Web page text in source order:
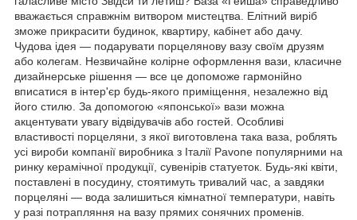
вважається справжнім витвором мистецтва. Елітний виріб
зможе прикрасити будинок, квартиру, кабінет або дачу.
Чудова ідея — подарувати порцелянову вазу своїм друзям
або колегам. Незвичайне колірне оформлення вази, класичне
дизайнерське рішення — все це допоможе гармонійно
вписатися в інтер'єр будь-якого приміщення, незалежно від
його стилю. За допомогою «японської» вази можна
акцентувати увагу відвідувачів або гостей. Особливі
властивості порцеляни, з якої виготовлена така ваза, роблять
усі вироби компанії виробника з Італії Pavone популярними на
ринку керамічної продукції, сувенірів статуеток. Будь-які квіти,
поставлені в посудину, стоятимуть тривалий час, а завдяки
порцеляні — вода залишиться кімнатної температури, навіть
у разі потрапляння на вазу прямих сонячних променів.